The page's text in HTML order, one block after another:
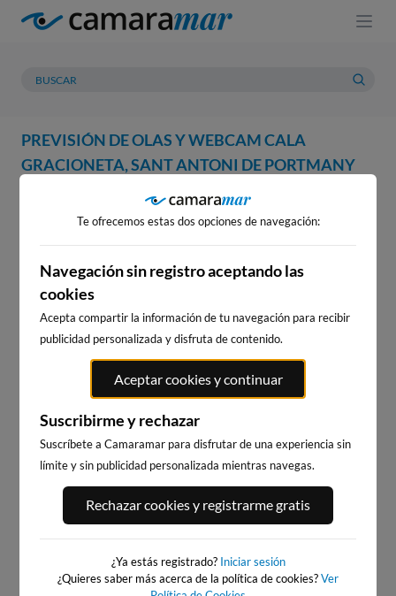
PREVISIÓN DE OLAS Y WEBCAM CALA
GRACIONETA, SANT ANTONI DE PORTMANY
PREVISIÓN METEOROLOGÍA
WEBCAM CALA GRACIONETA,
SANT ANTONI DE PORTMANY
WEBCAMS CERCANAS
PLAYA DE LA GRAVA
99km · Xàbia-Jávea
0.1 m PLATO
PORT ANDRATX
Te ofrecemos estas dos opciones de navegación:
Navegación sin registro aceptando las
cookies
Acepta compartir la información de tu navegación para recibir
publicidad personalizada y disfruta de contenido.
Aceptar cookies y continuar
Suscribirme y rechazar
Suscríbete a Camaramar para disfrutar de una experiencia sin
límite y sin publicidad personalizada mientras navegas.
Rechazar cookies y registrarme gratis
¿Ya estás registrado? Iniciar sesión
¿Quieres saber más acerca de la política de cookies?Ver